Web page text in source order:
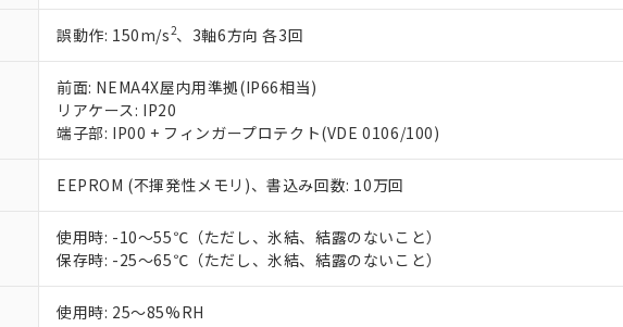
誤動作: 150m/s2、3軸6方向 各3回
前面: NEMA4X屋内用準拠(IP66相当)
リアケース: IP20
端子部: IP00 + フィンガープロテクト(VDE 0106/100)
EEPROM (不揮発性メモリ)、書込み回数: 10万回
使用時: -10～55℃（ただし、氷結、結露のないこと）
保存時: -25～65℃（ただし、氷結、結露のないこと）
使用時: 25～85%RH